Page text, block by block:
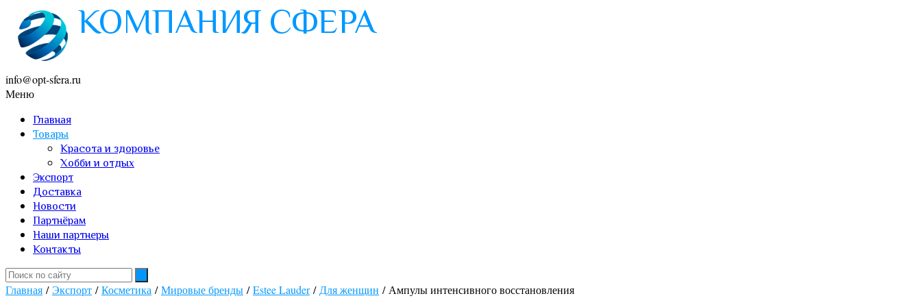
info@opt-sfera.ru
Меню
Главная
Товары
Красота и здоровье
Хобби и отдых
Экспорт
Доставка
Новости
Партнёрам
Наши партнеры
Контакты
Главная /Экспорт /Косметика /Мировые бренды /Estee Lauder/ Для женщин / Ампулы интенсивного восстановления